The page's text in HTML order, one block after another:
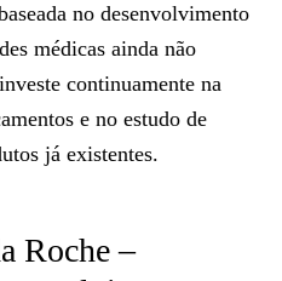
no desenvolvimento
médicas ainda não
continuamente na
e no estudo de
já existentes.
Roche –